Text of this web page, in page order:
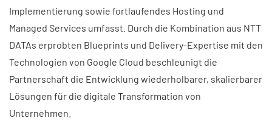
Implementierung sowie fortlaufendes Hosting und
Managed Services umfasst. Durch die Kombination aus NTT
DATAs erprobten Blueprints und Delivery-Expertise mit den
Technologien von Google Cloud beschleunigt die
Partnerschaft die Entwicklung wiederholbarer, skalierbarer
Lösungen für die digitale Transformation von
Unternehmen.